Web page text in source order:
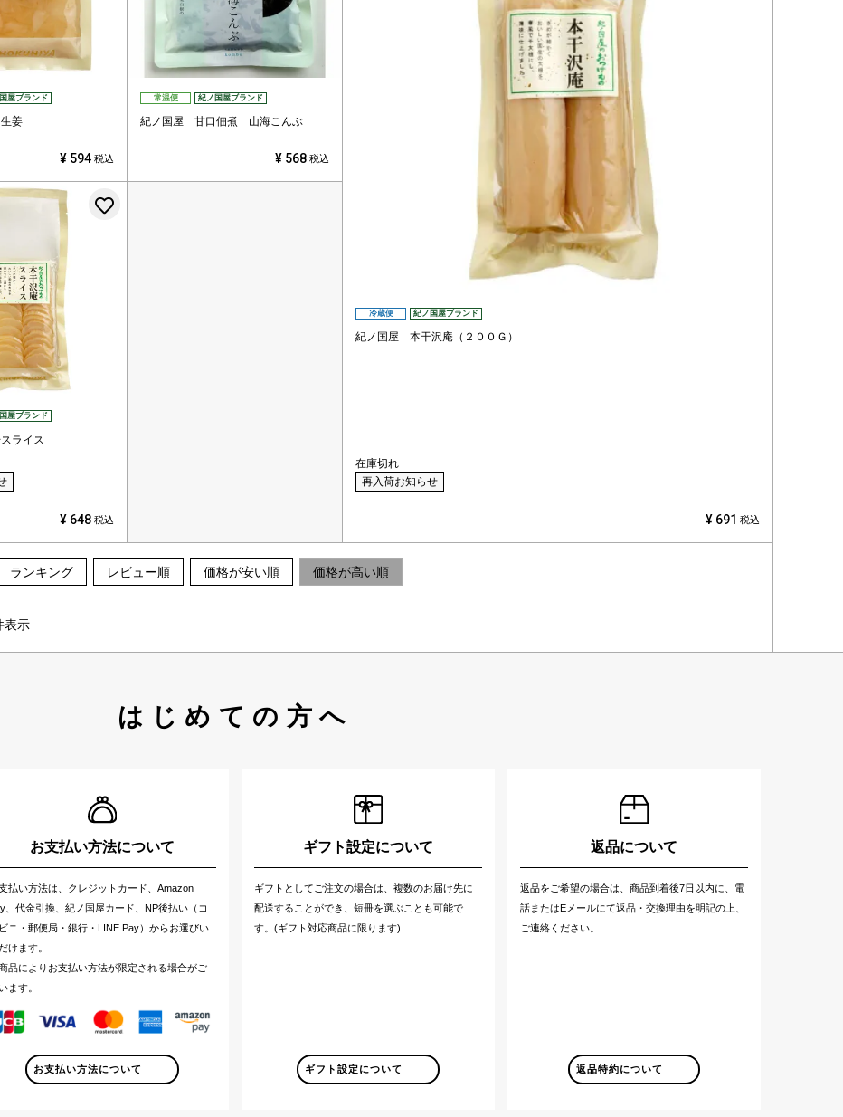
屋ブランド
姜
¥ 594 税込
常温便 紀ノ国屋ブランド
紀ノ国屋 甘口佃煮 山海こんぶ
¥ 568 税込
冷蔵便 紀ノ国屋ブランド
紀ノ国屋 本干沢庵（２００Ｇ）
在庫切れ
再入荷お知らせ
¥ 691 税込
屋ブランド
ライス
¥ 648 税込
ランキング レビュー順 価格が安い順 価格が高い順
表示
はじめての方へ
お支払い方法について
払い方法は、クレジットカード、Amazon
、代金引換、紀ノ国屋カード、NP後払い（コ
ニ・郵便局・銀行・LINE Pay）からお選びい
けます。
品によりお支払い方法が限定される場合がご
ます。
お支払い方法について
ギフト設定について
ギフトとしてご注文の場合は、複数のお届け先に
配送することができ、短冊を選ぶことも可能で
す。(ギフト対応商品に限ります)
ギフト設定について
返品について
返品をご希望の場合は、商品到着後7日以内に、電
話またはEメールにて返品・交換理由を明記の上、
ご連絡ください。
返品特約について